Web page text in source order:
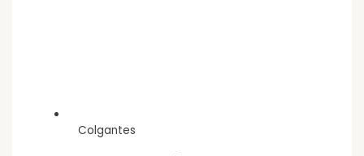
Colgantes